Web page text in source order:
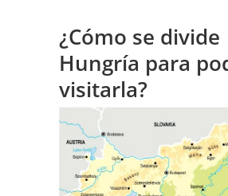
¿Cómo se divide
Hungría para
visitarla?